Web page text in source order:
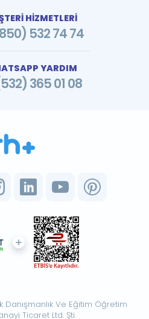
HİZMETLERİ
532 74 74
YARDIM
365 01 08
Danışmanlık Ve Eğitim Öğretim
Ticaret Ltd. Şti.